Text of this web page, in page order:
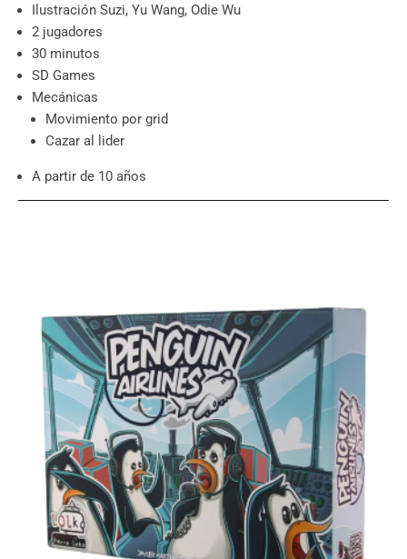
Ilustración Suzi, Yu Wang, Odie Wu
2 jugadores
30 minutos
SD Games
Mecánicas
Movimiento por grid
Cazar al lider
A partir de 10 años